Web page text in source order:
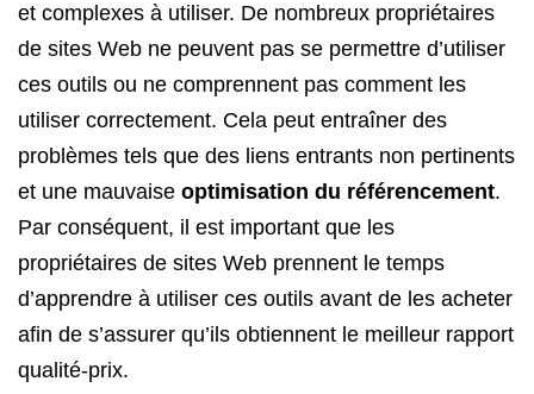
et complexes à utiliser. De nombreux propriétaires
de sites Web ne peuvent pas se permettre d’utiliser
ces outils ou ne comprennent pas comment les
utiliser correctement. Cela peut entraîner des
problèmes tels que des liens entrants non pertinents
et une mauvaise optimisation du référencement.
Par conséquent, il est important que les
propriétaires de sites Web prennent le temps
d’apprendre à utiliser ces outils avant de les acheter
afin de s’assurer qu’ils obtiennent le meilleur rapport
qualité-prix.